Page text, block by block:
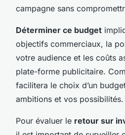
campagne sans
Déterminer ce budget
objectifs commerciaux, la
votre audience et les coûts
plate-forme publicitaire.
facilitera le choix d’un
ambitions et vos possibilités.
Pour évaluer le retour sur